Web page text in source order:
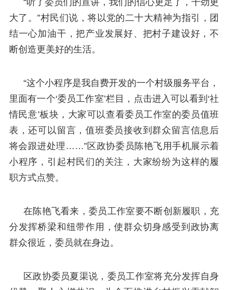
大了。”村民们说，将以党的二十大精神为指引，团
结一心加油干，把产业发展好、把村子建设好，不
断创造更美好的生活。
“这个小程序是我自费开发的一个村级服务平台，
里面有一个‘委员工作室’栏目，点击进入可以看到‘社
情民意’板块，大家可以查看委员工作室的委员值班
表，还可以留言，值班委员接收到群众留言信息后
将会跟进处理……”区政协委员陈艳飞用手机展示着
小程序，引起村民们的关注，大家纷纷为这样的履
职方式点赞。
在陈艳飞看来，委员工作室要不断创新履职，充
分发挥桥梁和纽带作用，使群众切身感受到政协离
群众很近，委员就在身边。
区政协委员夏渠说，委员工作室将充分发挥自身